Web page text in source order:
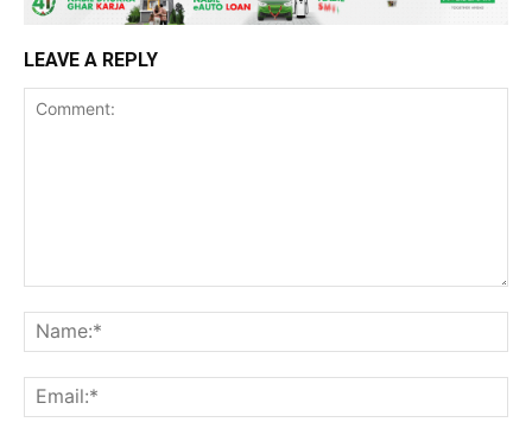
LEAVE A REPLY